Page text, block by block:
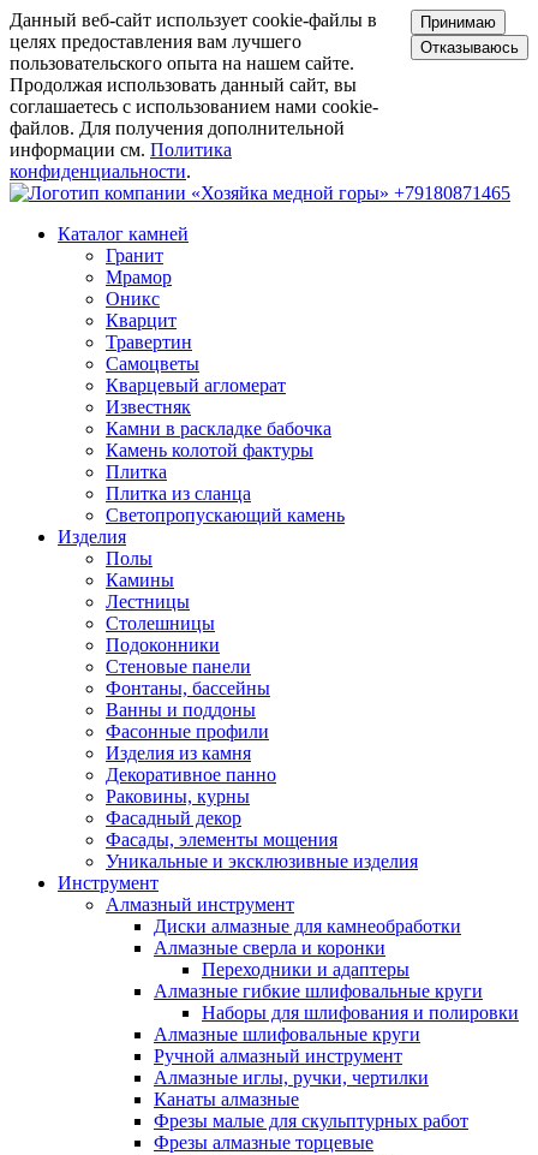
Данный веб-сайт использует cookie-файлы в
целях предоставления вам лучшего
пользовательского опыта на нашем сайте.
Продолжая использовать данный сайт, вы
соглашаетесь с использованием нами cookie-
файлов. Для получения дополнительной
информации см. Политика
конфиденциальности.
Принимаю
Отказываюсь
+79180871465
Каталог камней
Гранит
Мрамор
Оникс
Кварцит
Травертин
Самоцветы
Кварцевый агломерат
Известняк
Камни в раскладке бабочка
Камень колотой фактуры
Плитка
Плитка из сланца
Светопропускающий камень
Изделия
Полы
Камины
Лестницы
Столешницы
Подоконники
Стеновые панели
Фонтаны, бассейны
Ванны и поддоны
Фасонные профили
Изделия из камня
Декоративное панно
Раковины, курны
Фасадный декор
Фасады, элементы мощения
Уникальные и эксклюзивные изделия
Инструмент
Алмазный инструмент
Диски алмазные для камнеобработки
Алмазные сверла и коронки
Переходники и адаптеры
Алмазные гибкие шлифовальные круги
Наборы для шлифования и полировки
Алмазные шлифовальные круги
Ручной алмазный инструмент
Алмазные иглы, ручки, чертилки
Канаты алмазные
Фрезы малые для скульптурных работ
Фрезы алмазные торцевые